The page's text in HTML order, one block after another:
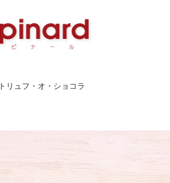
トリュフ・オ・ショコラ